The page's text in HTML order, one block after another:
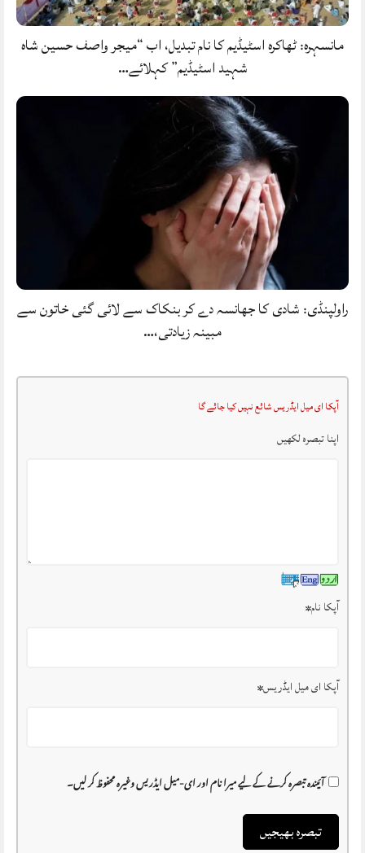
مانسہرہ: ٹھاکرہ اسٹیڈیم کا نام تبدیل، اب “میجر واصف حسین شاہ
شہید اسٹیڈیم” کہلائے…
راولپنڈی: شادی کا جھانسہ دے کر بنکاک سے لائی گئی خاتون سے
مبینہ زیادتی،…
آپکا ای میل ایڈریس شائع نہیں کیا جائے گا
اپنا تبصرہ لکھیں
آپکا نام*
آپکا ای میل ایڈریس*
آئیندہ تبصرہ کرنے کے لیے میرا نام اور ای-میل ایڈریس وغیرہ محفوظ کر لیں۔